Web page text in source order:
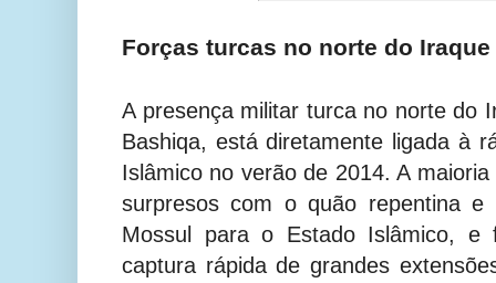
Forças turcas no norte do Iraque
A presença militar turca no norte do
Bashiqa, está diretamente ligada à
Islâmico no verão de 2014. A
surpresos com o quão repentina
Mossul para o Estado Islâmico, e
captura rápida de grandes